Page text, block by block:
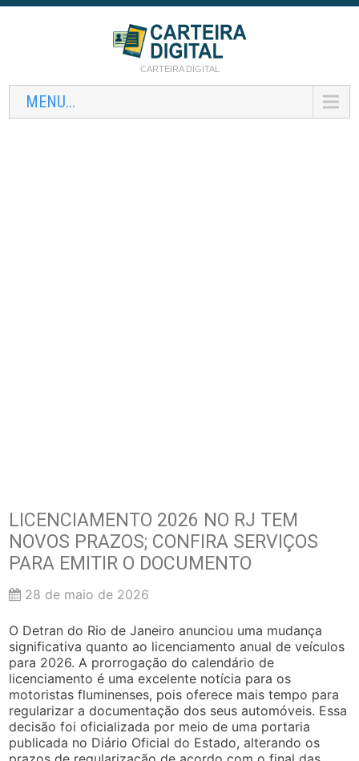
CARTEIRA DIGITAL
MENU...
LICENCIAMENTO 2026 NO RJ TEM
NOVOS PRAZOS; CONFIRA SERVIÇOS
PARA EMITIR O DOCUMENTO
28 de maio de 2026
O Detran do Rio de Janeiro anunciou uma mudança
significativa quanto ao licenciamento anual de veículos
para 2026. A prorrogação do calendário de
licenciamento é uma excelente notícia para os
motoristas fluminenses, pois oferece mais tempo para
regularizar a documentação dos seus automóveis. Essa
decisão foi oficializada por meio de uma portaria
publicada no Diário Oficial do Estado, alterando os